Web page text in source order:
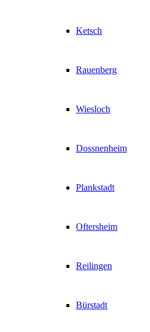
Ketsch
Rauenberg
Wiesloch
Dossnenheim
Plankstadt
Oftersheim
Reilingen
Bürstadt